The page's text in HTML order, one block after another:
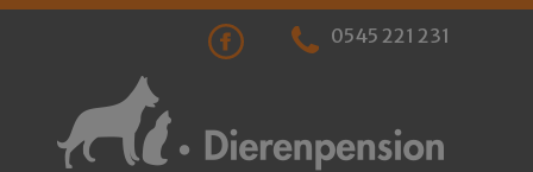
0545 221 231